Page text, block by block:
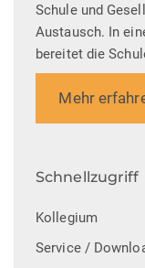
Schule und
Austausch. In
bereitet die
Mehr
Schnellzugriff
Kollegium
Service /